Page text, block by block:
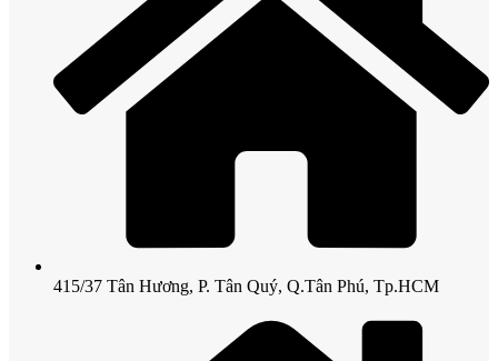
415/37 Tân Hương, P. Tân Quý, Q.Tân Phú, Tp.HCM